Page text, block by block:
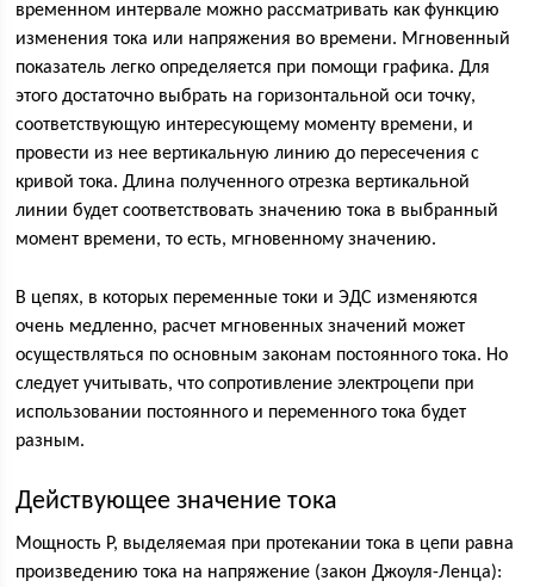
временном интервале можно рассматривать как функцию
изменения тока или напряжения во времени. Мгновенный
показатель легко определяется при помощи графика. Для
этого достаточно выбрать на горизонтальной оси точку,
соответствующую интересующему моменту времени, и
провести из нее вертикальную линию до пересечения с
кривой тока. Длина полученного отрезка вертикальной
линии будет соответствовать значению тока в выбранный
момент времени, то есть, мгновенному значению.
В цепях, в которых переменные токи и ЭДС изменяются
очень медленно, расчет мгновенных значений может
осуществляться по основным законам постоянного тока. Но
следует учитывать, что сопротивление электроцепи при
использовании постоянного и переменного тока будет
разным.
Действующее значение тока
Мощность P, выделяемая при протекании тока в цепи равна
произведению тока на напряжение (закон Джоуля-Ленца):